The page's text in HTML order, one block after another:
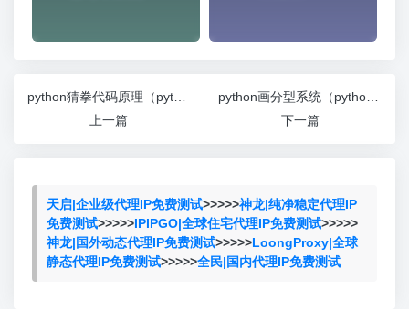
上一篇
下一篇
天启|企业级代理IP免费测试>>>>>神龙|纯净稳定代理IP
免费测试>>>>>IPIPGO|全球住宅代理IP免费测试>>>>>
神龙|国外动态代理IP免费测试>>>>>LoongProxy|全球
静态代理IP免费测试>>>>>全民|国内代理IP免费测试